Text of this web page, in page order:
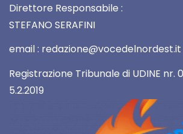
Direttore Responsabile :
STEFANO SERAFINI
email : redazione@vocedelnordest.it
Registrazione Tribunale di UDINE nr.
5.2.2019